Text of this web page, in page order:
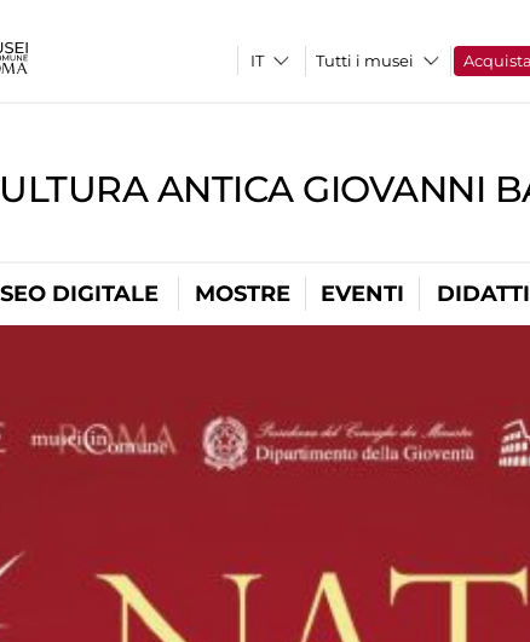
Tutti i musei Acquista
ANTICA GIOVANNI
DIGITALE MOSTRE EVENTI